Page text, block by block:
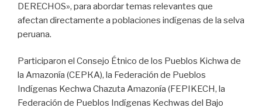
DERECHOS», para abordar temas relevantes que
afectan directamente a poblaciones indígenas de la selva
peruana.
Participaron el Consejo Étnico de los Pueblos Kichwa de
la Amazonía (СЕРКА), la Federación de Pueblos
Indígenas Kechwa Chazuta Amazonía (FEPIKECH, la
Federación de Pueblos Indígenas Kechwas del Bajo